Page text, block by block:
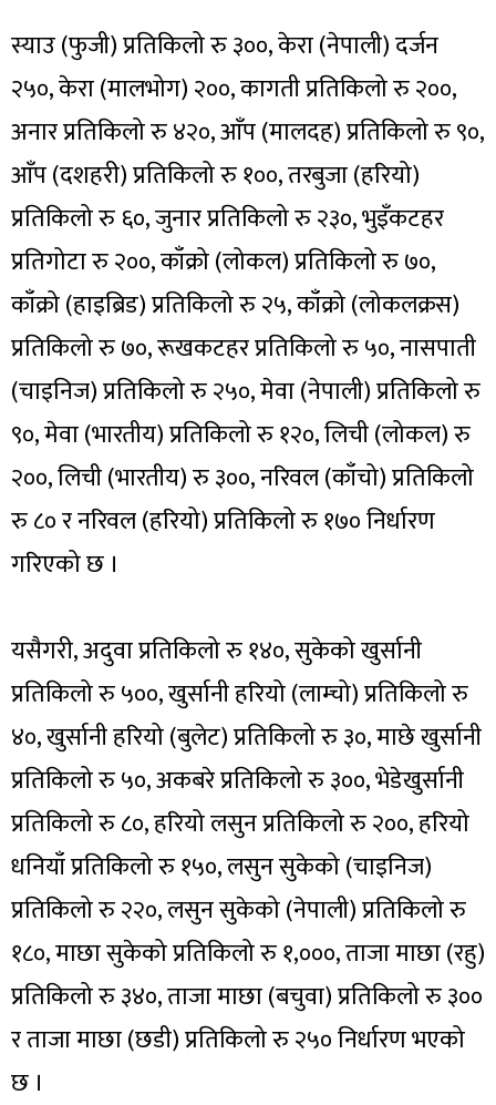
स्याउ (फुजी) प्रतिकिलो रु ३००, केरा (नेपाली) दर्जन
२५०, केरा (मालभोग) २००, कागती प्रतिकिलो रु २००,
अनार प्रतिकिलो रु ४२०, आँप (मालदह) प्रतिकिलो रु ९०,
आँप (दशहरी) प्रतिकिलो रु १००, तरबुजा (हरियो)
प्रतिकिलो रु ६०, जुनार प्रतिकिलो रु २३०, भुइँकटहर
प्रतिगोटा रु २००, काँक्रो (लोकल) प्रतिकिलो रु ७०,
काँक्रो (हाइब्रिड) प्रतिकिलो रु २५, काँक्रो (लोकलक्रस)
प्रतिकिलो रु ७०, रूखकटहर प्रतिकिलो रु ५०, नासपाती
(चाइनिज) प्रतिकिलो रु २५०, मेवा (नेपाली) प्रतिकिलो रु
९०, मेवा (भारतीय) प्रतिकिलो रु १२०, लिची (लोकल) रु
२००, लिची (भारतीय) रु ३००, नरिवल (काँचो) प्रतिकिलो
रु ८० र नरिवल (हरियो) प्रतिकिलो रु १७० निर्धारण
गरिएको छ ।
यसैगरी, अदुवा प्रतिकिलो रु १४०, सुकेको खुर्सानी
प्रतिकिलो रु ५००, खुर्सानी हरियो (लाम्चो) प्रतिकिलो रु
४०, खुर्सानी हरियो (बुलेट) प्रतिकिलो रु ३०, माछे खुर्सानी
प्रतिकिलो रु ५०, अकबरे प्रतिकिलो रु ३००, भेडेखुर्सानी
प्रतिकिलो रु ८०, हरियो लसुन प्रतिकिलो रु २००, हरियो
धनियाँ प्रतिकिलो रु १५०, लसुन सुकेको (चाइनिज)
प्रतिकिलो रु २२०, लसुन सुकेको (नेपाली) प्रतिकिलो रु
१८०, माछा सुकेको प्रतिकिलो रु १,०००, ताजा माछा (रहु)
प्रतिकिलो रु ३४०, ताजा माछा (बचुवा) प्रतिकिलो रु ३००
र ताजा माछा (छडी) प्रतिकिलो रु २५० निर्धारण भएको
छ ।